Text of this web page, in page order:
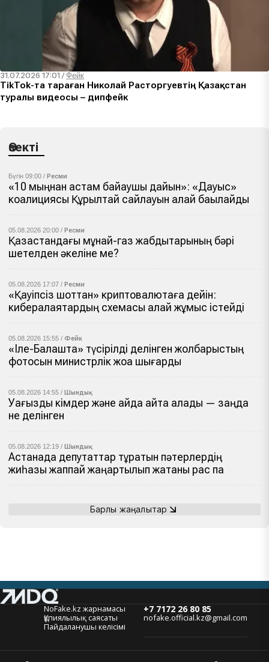
31.07.2026 17:01 /Фейк
TikTok-та тараған Николай Расторгуевтің Қазақстан
туралы видеосы – дипфейк
Өзекті
Бүгін 09:00 / Ресми
«10 мыңнан астам байқаушы дайын»: «Дауыс»
коалициясы Құрылтай сайлауын қалай бақылайды
05.08.2026 20:00 / Ресми
Қазақстандағы мұнай-газ жабдықтарының бәрі
шетелден әкеліне ме?
05.08.2026 17:07 / Ресми
«Қауіпсіз шоттан» криптовалютаға дейін:
кибералаяқтардың схемасы қалай жұмыс істейді
05.08.2026 15:55 / Фейк
«Іле-Балқашта» түсірілді делінген жолбарыстың
фотосын министрлік жоққа шығарды
05.08.2026 14:55 / Шындық
Уағызды кімдер және қайда айта алады — заңда
не делінген
05.08.2026 12:19 / Шындық
Астанада депутаттар тұратын пәтерлердің
жиһазы жаппай жаңартылып жатқаны рас па
Барлық жаңалықтар
+7 7172 26 80 85
nofake.official.kz@gmail.com
NoFake.kz жарнамасы
Құпиялылық саясаты
Пайдаланушы келісімі